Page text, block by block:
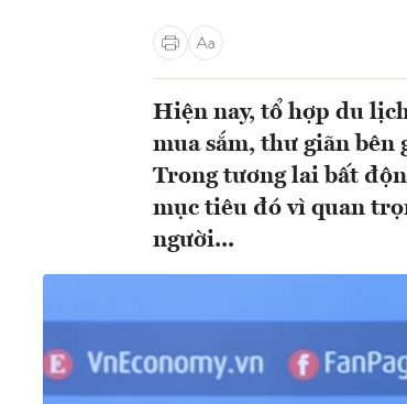
Hiện nay, tổ hợp du
mua sắm, thư giãn
Trong tương lai bất
mục tiêu đó vì quan
người...